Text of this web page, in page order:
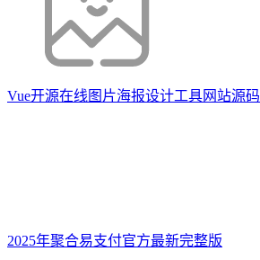
Vue开源在线图片海报设计工具网站源码
2025年聚合易支付官方最新完整版